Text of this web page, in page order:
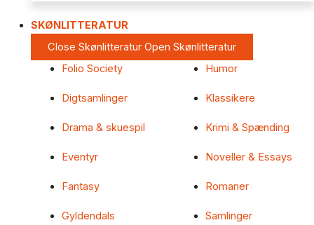
SKØNLITTERATUR
Close Skønlitteratur Open Skønlitteratur
Folio Society
Digtsamlinger
Drama & skuespil
Eventyr
Fantasy
Gyldendals
Humor
Klassikere
Krimi & Spænding
Noveller & Essays
Romaner
Samlinger